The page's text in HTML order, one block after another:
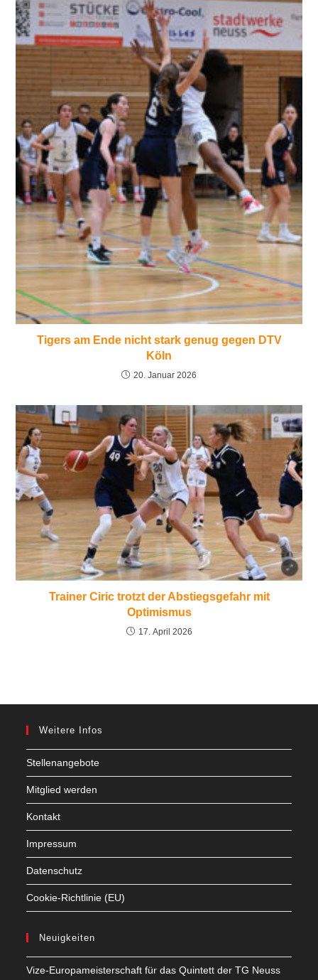
Tigers am Ende nicht stark genug gegen DTV
Köln
20. Januar 2026
Trainer Ciric trotzt der Abstiegsgefahr mit
Optimismus
17. April 2026
Weitere Infos
Stellenangebote
Mitglied werden
Kontakt
Impressum
Datenschutz
Cookie-Richtlinie (EU)
Neuigkeiten
Vize-Europameisterschaft für das Quintett der TG Neuss